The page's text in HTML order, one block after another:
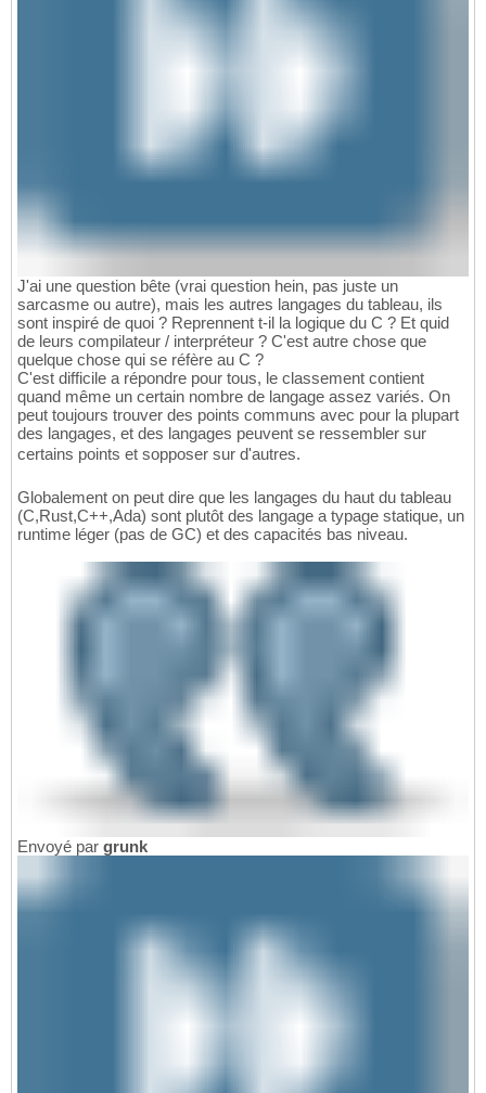
J'ai une question bête (vrai question hein, pas juste un
sarcasme ou autre), mais les autres langages du tableau, ils
sont inspiré de quoi ? Reprennent t-il la logique du C ? Et quid
de leurs compilateur / interpréteur ? C'est autre chose que
quelque chose qui se réfère au C ?
C'est difficile a répondre pour tous, le classement contient
quand même un certain nombre de langage assez variés. On
peut toujours trouver des points communs avec pour la plupart
des langages, et des langages peuvent se ressembler sur
certains points et sopposer sur d'autres.
Globalement on peut dire que les langages du haut du tableau
(C,Rust,C++,Ada) sont plutôt des langage a typage statique, un
runtime léger (pas de GC) et des capacités bas niveau.
Envoyé par grunk